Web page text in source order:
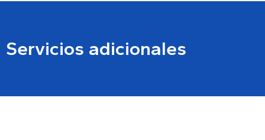
Servicios adicionales